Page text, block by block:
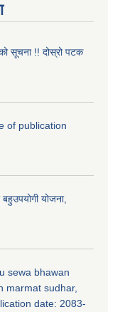
सूचना !! दोस्रो पटक
of publication
योजना,
sewa bhawan
marmat sudhar,
date: 2083-